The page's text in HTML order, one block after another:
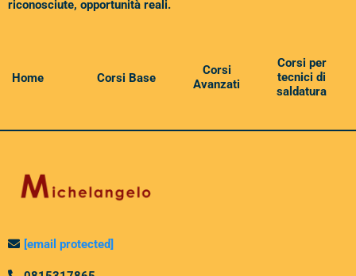
riconosciute, opportunità reali.
Home Corsi Base
Corsi
Avanzati
Corsi per
tecnici di
saldatura
[email protected]